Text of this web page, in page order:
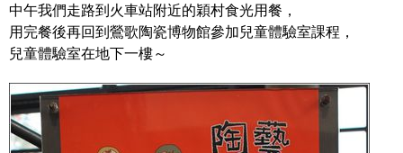
中午我們走路到火車站附近的穎村食光用餐，
用完餐後再回到鶯歌陶瓷博物館參加兒童體驗室課程，
兒童體驗室在地下一樓～